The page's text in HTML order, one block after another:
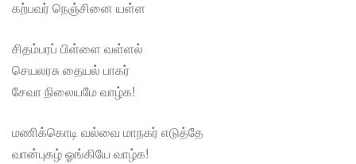
கற்பவர் நெஞ்சினை யள்ள
சிதம்பரப் பிள்ளை வள்ளல்
செயலரசு தையல் பாகர்
சேவா நிலையமே வாழ்க!
மணிக்கொடி வல்வை மாநகர் எடுத்தே
வான்புகழ் ஓங்கியே வாழ்க!